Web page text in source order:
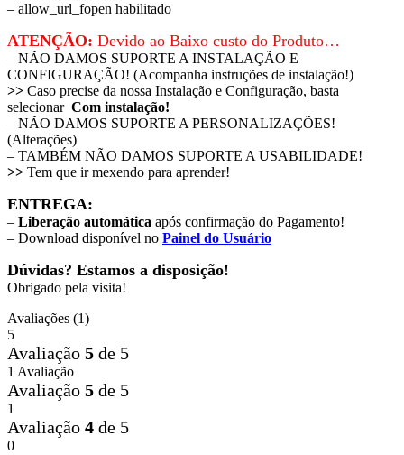
– allow_url_fopen habilitado
ATENÇÃO: Devido ao Baixo custo do Produto…
– NÃO DAMOS SUPORTE A INSTALAÇÃO E
CONFIGURAÇÃO! (Acompanha instruções de instalação!)
>> Caso precise da nossa Instalação e Configuração, basta
selecionar Com instalação!
– NÃO DAMOS SUPORTE A PERSONALIZAÇÕES!
(Alterações)
– TAMBÉM NÃO DAMOS SUPORTE A USABILIDADE!
>> Tem que ir mexendo para aprender!
ENTREGA:
– Liberação automática após confirmação do Pagamento!
– Download disponível no Painel do Usuário
Dúvidas? Estamos a disposição!
Obrigado pela visita!
Avaliações (1)
5
Avaliação 5 de 5
1 Avaliação
Avaliação 5 de 5
1
Avaliação 4 de 5
0